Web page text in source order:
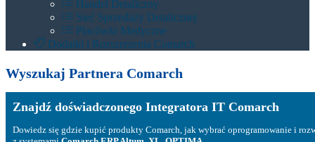
Handel Detaliczny
Sieć Sprzedaży Detalicznej
Placówki Medyczne
Dodatki i Rozszerzenia Comarch
Wyszukaj Partnera Comarch
Znajdź doświadczonego Integratora IT Comarch
Dowiedz się gdzie kupić produkty Comarch, jak wybrać oprogramowanie i